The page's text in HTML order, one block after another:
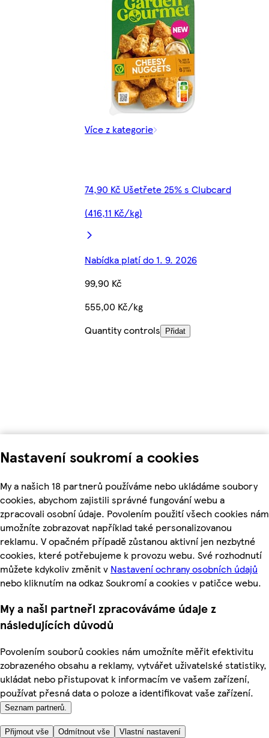
Nastavení soukromí a cookies
My a našich 18 partnerů používáme nebo ukládáme soubory
cookies, abychom zajistili správné fungování webu a
zpracovali osobní údaje. Povolením použití všech cookies nám
umožníte zobrazovat například také personalizovanou
reklamu. V opačném případě zůstanou aktivní jen nezbytné
cookies, které potřebujeme k provozu webu. Své rozhodnutí
můžete kdykoliv změnit v Nastavení ochrany osobních údajů
nebo kliknutím na odkaz Soukromí a cookies v patičce webu.
My a naši partneři zpracováváme údaje z
následujících důvodů
Povolením souborů cookies nám umožníte měřit efektivitu
zobrazeného obsahu a reklamy, vytvářet uživatelské statistiky,
ukládat nebo přistupovat k informacím ve vašem zařízení,
používat přesná data o poloze a identifikovat vaše zařízení.
Seznam partnerů.
Přijmout vše Odmítnout vše Vlastní nastavení
Více z kategorie
74,90 Kč Ušetřete 25% s Clubcard
(416,11 Kč/kg)
Nabídka platí do 1. 9. 2026
99,90 Kč
555,00 Kč/kg
Quantity controls
Přidat